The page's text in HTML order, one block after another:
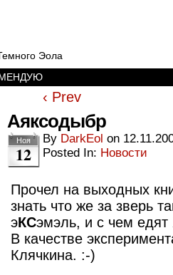
Эола
‹ Prev
Аяксодыбр
Ноя
12
By DarkEol on
Posted In: Новости
Прочел на выходных
знать что же за зверь
эКСэмэль, и с чем
В качестве
Клячкина. :-)